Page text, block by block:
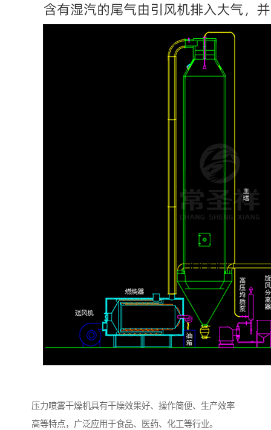
压力喷雾干燥机具有干燥效果好、操作简便、生产效率
高等特点，广泛应用于食品、医药、化工等行业。